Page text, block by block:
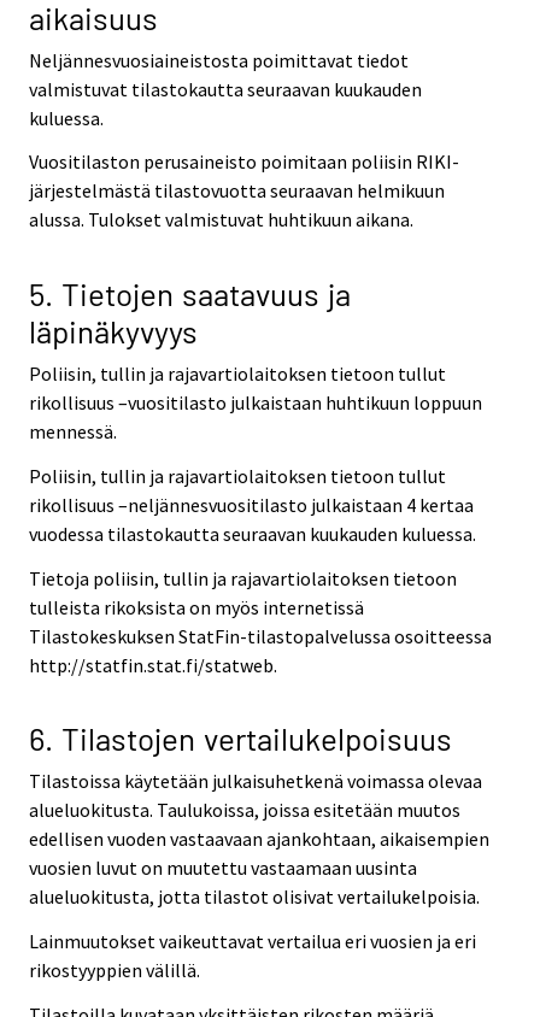
aikaisuus
Neljännesvuosiaineistosta poimittavat tiedot
valmistuvat tilastokautta seuraavan kuukauden
kuluessa.
Vuositilaston perusaineisto poimitaan poliisin RIKI-
järjestelmästä tilastovuotta seuraavan helmikuun
alussa. Tulokset valmistuvat huhtikuun aikana.
5. Tietojen saatavuus ja
läpinäkyvyys
Poliisin, tullin ja rajavartiolaitoksen tietoon tullut
rikollisuus –vuositilasto julkaistaan huhtikuun loppuun
mennessä.
Poliisin, tullin ja rajavartiolaitoksen tietoon tullut
rikollisuus –neljännesvuositilasto julkaistaan 4 kertaa
vuodessa tilastokautta seuraavan kuukauden kuluessa.
Tietoja poliisin, tullin ja rajavartiolaitoksen tietoon
tulleista rikoksista on myös internetissä
Tilastokeskuksen StatFin-tilastopalvelussa osoitteessa
http://statfin.stat.fi/statweb.
6. Tilastojen vertailukelpoisuus
Tilastoissa käytetään julkaisuhetkenä voimassa olevaa
alueluokitusta. Taulukoissa, joissa esitetään muutos
edellisen vuoden vastaavaan ajankohtaan, aikaisempien
vuosien luvut on muutettu vastaamaan uusinta
alueluokitusta, jotta tilastot olisivat vertailukelpoisia.
Lainmuutokset vaikeuttavat vertailua eri vuosien ja eri
rikostyyppien välillä.